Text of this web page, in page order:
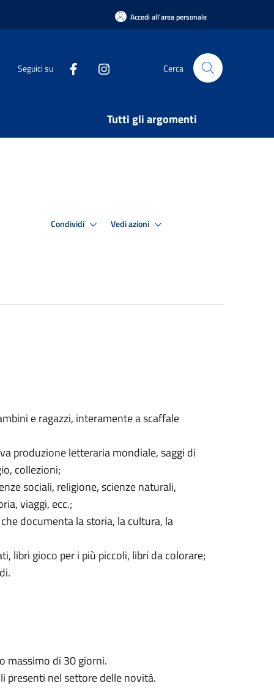
Accedi all'area personale
Seguici su Cerca
Tutti gli argomenti
Condividi Vedi azioni
e ragazzi, interamente a scaffale
produzione letteraria mondiale, saggi di
collezioni;
sociali, religione, scienze naturali,
viaggi, ecc.;
documenta la storia, la cultura, la
libri gioco per i più piccoli, libri da colorare;
massimo di 30 giorni.
presenti nel settore delle novità.